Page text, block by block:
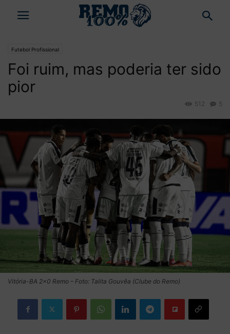
Futebol Profissional
Foi ruim, mas poderia ter sido
pior
5
512
Vitória-BA 2×0 Remo – Foto: Talita Gouvêa (Clube do Remo)